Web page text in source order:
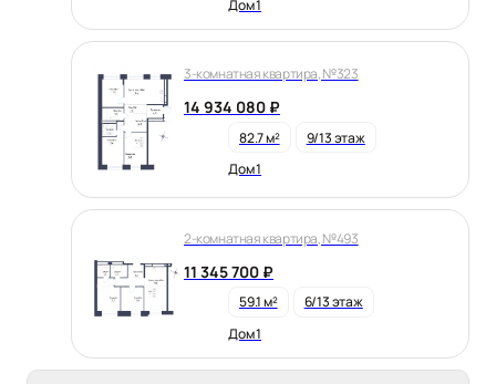
Дом 1
3-комнатная квартира, №323
14 934 080 ₽
82.7 м²
9/13 этаж
Дом 1
2-комнатная квартира, №493
11 345 700 ₽
59.1 м²
6/13 этаж
Дом 1